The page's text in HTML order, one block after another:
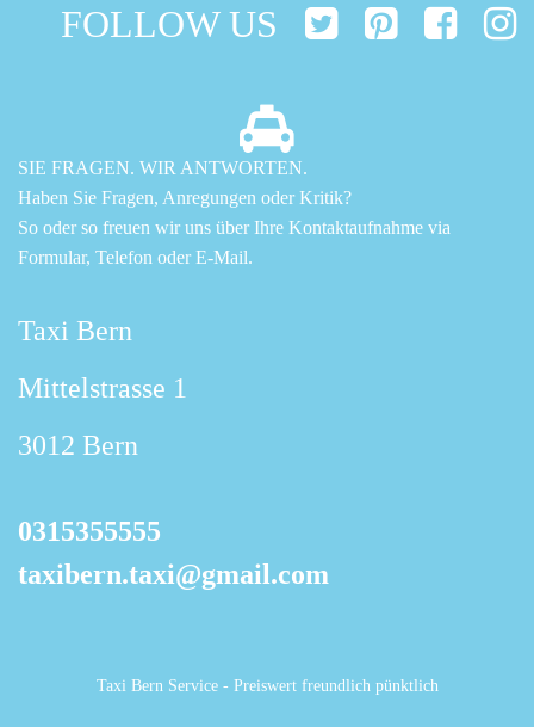
FOLLOW US
SIE FRAGEN. WIR ANTWORTEN.
Haben Sie Fragen, Anregungen oder Kritik?
So oder so freuen wir uns über Ihre Kontaktaufnahme via
Formular, Telefon oder E-Mail.
Taxi Bern
Mittelstrasse 1
3012 Bern
0315355555
taxibern.taxi@gmail.com
Taxi Bern Service- Preiswert freundlich pünktlich